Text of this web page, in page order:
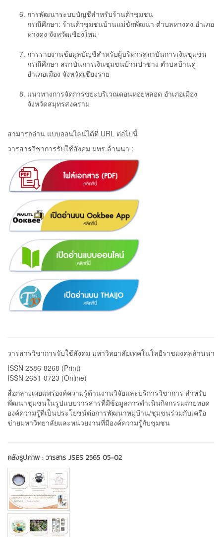
การพัฒนาระบบบัญชีสำหรับร้านค้าชุมชน
กรณีศึกษา: ร้านค้าชุมชนบ้านแม่ขักพัฒนา ตำบลหางดง อำเภอ
หางดง จังหวัดเชียงใหม่
การรายงานข้อมูลบัญชีสำหรับผู้บริหารสถาบันการเงินชุมชน
กรณีศึกษา สถาบันการเงินชุมชนบ้านป่าซาง ตำบลบ้านดู่
อำเภอเมือง จังหวัดเชียงราย
แนวทางการจัดการขยะบริเวณดอนหอยหลอด อำเภอเมือง
จังหวัดสมุทรสงคราม
สามารถอ่าน แบบออนไลน์ได้ที่ URL ต่อไปนี้
วารสารวิชาการรับใช้สังคม มทร.ล้านนา :
วารสารวิชาการรับใช้สังคม มหาวิทยาลัยเทคโนโลยีราชมงคลล้านนา
ISSN 2586-8268 (Print)
ISSN 2651-0723 (Online)
สื่อกลางเผยแพร่องค์ความรู้ด้านงานวิจัยและบริการวิชาการ สำหรับ
พัฒนาชุมชนในรูปแบบวารสารที่มีข้อมูลการดำเนินกิจกรรมถ่ายทอด
องค์ความรู้ที่เป็นประโยชน์ต่อการพัฒนาหมู่บ้าน/ชุมชนร่วมกับเครือ
ข่ายมหาวิทยาลัยและหน่วยงานที่มีองค์ความรู้กับชุมชน
คลังรูปภาพ :วารสาร JSES 2565 05-02